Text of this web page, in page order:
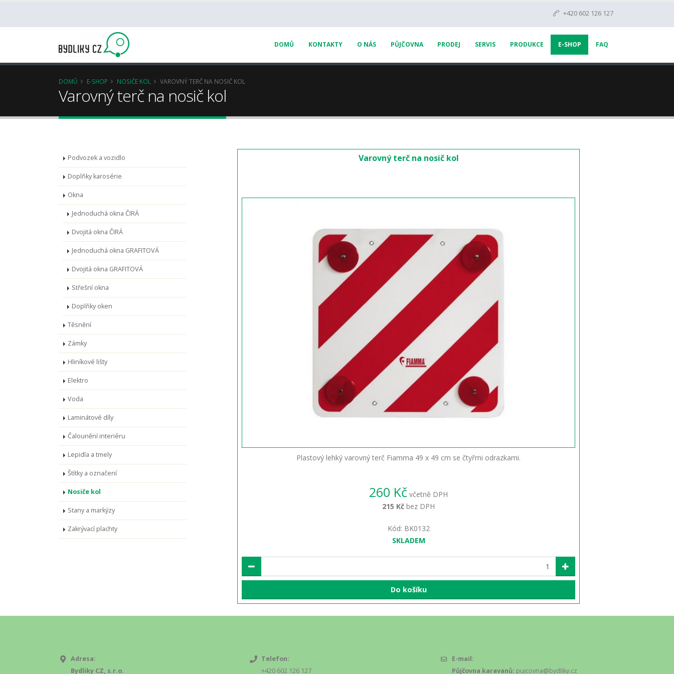
+420 602 126 127
DOMŮ KONTAKTY O NÁS PŮJČOVNA PRODEJ SERVIS PRODUKCE E-SHOP FAQ
DOMŮ E-SHOP NOSIČE KOL VAROVNÝ TERČ NA NOSIČ KOL
Varovný terč na nosič kol
Podvozek a vozidlo
Doplňky karosérie
Okna
Jednoduchá okna ČIRÁ
Dvojitá okna ČIRÁ
Jednoduchá okna GRAFITOVÁ
Dvojitá okna GRAFITOVÁ
Střešní okna
Doplňky oken
Těsnění
Zámky
Hliníkové lišty
Elektro
Voda
Laminátové díly
Čalounění interiéru
Lepidla a tmely
Štítky a označení
Nosiče kol
Stany a markýzy
Zakrývací plachty
Varovný terč na nosič kol
Plastový lehký varovný terč Fiamma 49 x 49 cm se čtyřmi odrazkami.
260 Kč včetně DPH
215 Kč bez DPH
Kód: BK0132
SKLADEM
Do košíku
Adresa:
Bydliky CZ, s.r.o.
Telefon:
+420 602 126 127
E-mail:
Půjčovna karavanů: pujcovna@bydliky.cz